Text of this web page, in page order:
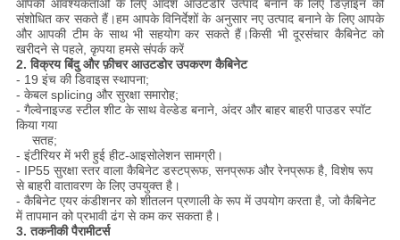
आपकी आवश्यकताओं के लिए आदर्श आउटडोर उत्पाद बनाने के लिए डिज़ाइन को
संशोधित कर सकते हैं।हम आपके विनिर्देशों के अनुसार नए उत्पाद बनाने के लिए आपके
और आपकी टीम के साथ भी सहयोग कर सकते हैं।किसी भी दूरसंचार कैबिनेट को
खरीदने से पहले, कृपया हमसे संपर्क करें
2. विक्रय बिंदु और फ़ीचरआउटडोर उपकरण कैबिनेट
- 19 इंच की डिवाइस स्थापना;
- केबल splicing और सुरक्षा समारोह;
- गैल्वेनाइज्ड स्टील शीट के साथ वेल्डेड बनाने, अंदर और बाहर बाहरी पाउडर स्पॉट
किया गया
सतह;
- इंटीरियर में भरी हुई हीट-आइसोलेशन सामग्री।
- IP55 सुरक्षा स्तर वाला कैबिनेट डस्टप्रूफ, सनप्रूफ और रेनप्रूफ है, विशेष रूप
से बाहरी वातावरण के लिए उपयुक्त है।
- कैबिनेट एयर कंडीशनर को शीतलन प्रणाली के रूप में उपयोग करता है, जो कैबिनेट
में तापमान को प्रभावी ढंग से कम कर सकता है।
3. तकनीकी पैरामीटर्स